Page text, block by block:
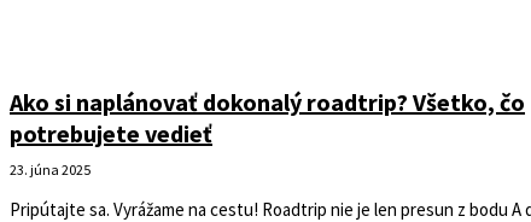
Ako si naplánovať dokonalý roadtrip? Všetko, čo
potrebujete vedieť
23. júna 2025
Pripútajte sa. Vyrážame na cestu! Roadtrip nie je len presun z bodu A